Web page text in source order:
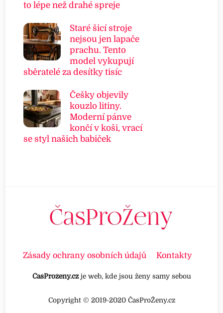
to lépe než drahé spreje
Staré šicí stroje
nejsou jen lapače
prachu. Tento
model vykupují
sběratelé za desítky tisíc
Češky objevily
kouzlo litiny.
Moderní pánve
končí v koši, vrací
se styl našich babiček
Zásady ochrany osobních údajů Kontakty
ČasProženy.czje web, kde jsou ženy samy sebou
Copyright © 2019-2020 ČasProŽeny.cz